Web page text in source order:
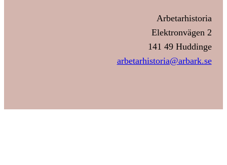
Arbetarhistoria
Elektronvägen 2
141 49 Huddinge
arbetarhistoria@arbark.se